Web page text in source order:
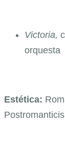
Victoria,
orquesta
Estética: